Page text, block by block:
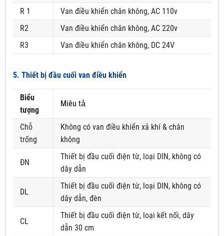
R 1
Van điều khiển chân không, AC 110v
R2
Van điều khiển chân không, AC 220v
R3
Van điều khiển chân không, DC 24V
5. Thiết bị đầu cuối van điều khiển
Biểu
tượng
Miêu tả
Chỗ
trống
Không có van điều khiển xả khí & chân
không
ĐN
Thiết bị đầu cuối điện từ, loại DIN, không có
dây dẫn
DL
Thiết bị đầu cuối điện từ, loại DIN, không có
dây dẫn, đèn
CL
Thiết bị đầu cuối điện từ, loại kết nối, dây
dẫn 30 cm